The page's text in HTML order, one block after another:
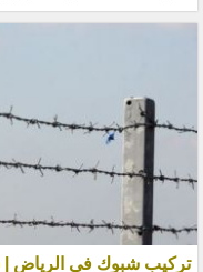
تركيب شبوك في الرياض | شبوك